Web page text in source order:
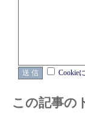
Cookie
この記事の